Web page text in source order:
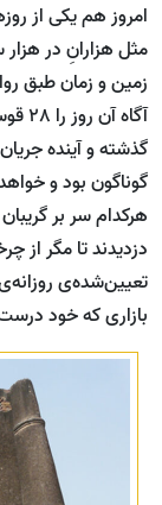
امروز هم یکی از
مثل هزارانِ در
زمین و زمان طبق
گذشته و آینده
گوناگون بود و
هرکدام سر بر
دزدیدند تا مگر از
تعیین‌شده‌ی
بازاری که خود